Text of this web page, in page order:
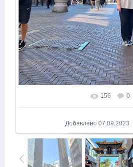
156 0
Добавлено 07.09.2023